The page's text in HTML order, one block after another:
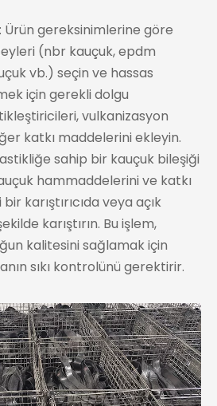
Ürün gereksinimlerine göre
(nbr kauçuk, epdm
vb.) seçin ve hassas
için gerekli dolgu
vulkanizasyon
katkı maddelerini ekleyin.
sahip bir kauçuk bileşiği
hammaddelerini ve katkı
karıştırıcıda veya açık
karıştırın. Bu işlem,
kalitesini sağlamak için
sıkı kontrolünü gerektirir.